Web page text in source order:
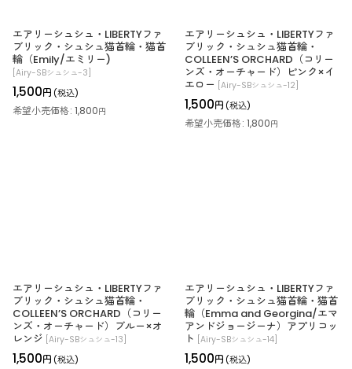
エアリーシュシュ・LIBERTYファ
ブリック・シュシュ猫首輪・猫首
輪（Emily/エミリー)
[Airy-SBシュシュ-3]
1,500円 (税込)
希望小売価格: 1,800円
エアリーシュシュ・LIBERTYファ
ブリック・シュシュ猫首輪・
COLLEEN’S ORCHARD（コリー
ンズ・オーチャード）ピンク×イ
エロー [Airy-SBシュシュ-12]
1,500円 (税込)
希望小売価格: 1,800円
エアリーシュシュ・LIBERTYファ
ブリック・シュシュ猫首輪・
COLLEEN’S ORCHARD（コリー
ンズ・オーチャード）ブルー×オ
レンジ [Airy-SBシュシュ-13]
1,500円 (税込)
エアリーシュシュ・LIBERTYファ
ブリック・シュシュ猫首輪・猫首
輪（Emma and Georgina/エマ
アンドジョージーナ）アプリコッ
ト [Airy-SBシュシュ-14]
1,500円 (税込)